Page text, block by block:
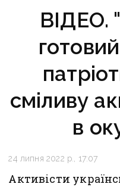
ВІДЕО.
сміливу
в
24 липня 2022 р., 17:07
Активісти